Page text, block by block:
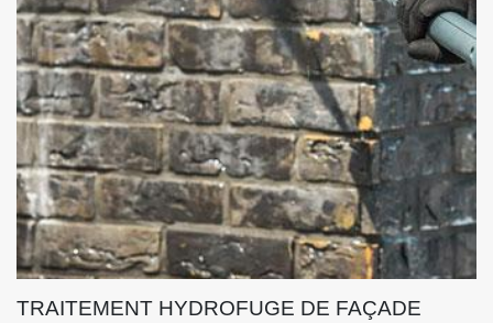
TRAITEMENT HYDROFUGE DE FAÇADE